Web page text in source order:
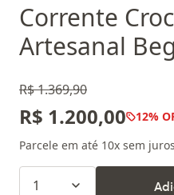
Corrente
Artesanal
R$ 1.369,90
R$ 1.200,00 12%
Parcele em até 10x sem juros
1